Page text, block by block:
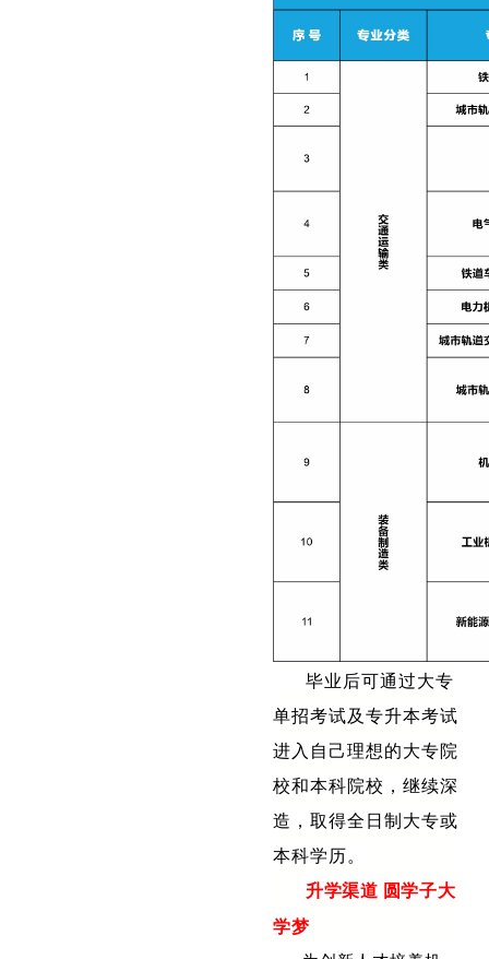
毕业后可通过大专
单招考试及专升本考试
进入自己理想的大专院
校和本科院校，继续深
造，取得全日制大专或
本科学历。
升学渠道 圆学子大
学梦